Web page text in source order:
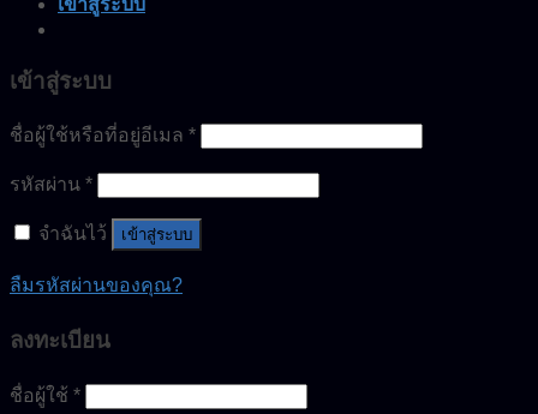
เข้าสู่ระบบ
ชื่อผู้ใช้หรือที่อยู่อีเมล *
รหัสผ่าน *
จำฉันไว้ เข้าสู่ระบบ
ลืมรหัสผ่านของคุณ?
ลงทะเบียน
ชื่อผู้ใช้ *